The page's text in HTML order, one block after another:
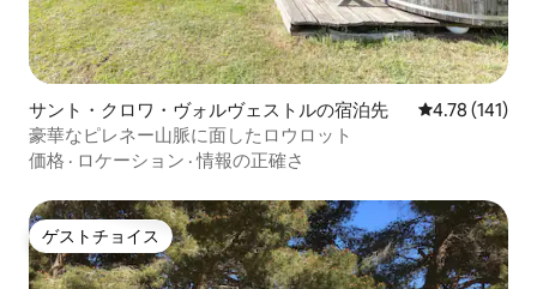
サント・クロワ・ヴォルヴェストルの宿泊先 レビュー141
4.78 (141)
豪華なピレネー山脈に面したロウロット
価格 · ロケーション ·情報の正確さ
ゲストチョイス
ゲストチョイス